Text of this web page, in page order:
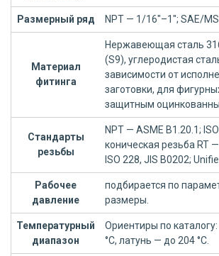
Размерный ряд NPT — 1/16"–1"; SAE/
Материал
фитинга
Нержавеющая сталь
(S9), углеродистая
зависимости от
заготовки, для
защитным
Стандарты
резьбы
NPT — ASME B1.20.1;
коническая резьба RT
ISO 228, JIS B0202;
Рабочее
давление
подбирается по
размеры.
Температурный
диапазон
Ориентиры по
°C, латунь — до 204 °C.